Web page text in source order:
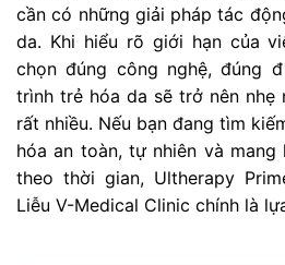
cần có những giải pháp tác
da. Khi hiểu rõ giới hạn của
chọn đúng công nghệ, đúng
trình trẻ hóa da sẽ trở nên nhẹ
rất nhiều. Nếu bạn đang tìm
hóa an toàn, tự nhiên và
theo thời gian, Ultherapy
Liễu V-Medical Clinic chính là